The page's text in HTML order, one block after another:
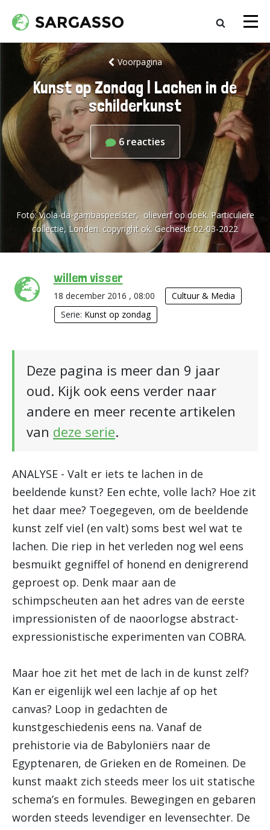
Voorpagina
Kunst op Zondag | Lachen in de
schilderkunst
6 reacties
Foto:Viola-da-gambaspeelster, olieverf op doek. Particuliere
collectie, Londen. copyright ok. Gecheckt 02-03-2022
willem visser
18 december 2016 , 08:00
Cultuur & Media
Serie: Kunst op zondag
Deze pagina is meer dan 9 jaar
oud. Kijk ook eens verder naar
andere en meer recente artikelen
van deze serie.
ANALYSE - Valt er iets te lachen in de
beeldende kunst? Een echte, volle lach? Hoe zit
het daar mee? Toegegeven, om de beeldende
kunst zelf viel (en valt) soms best wel wat te
lachen. Die riep in het verleden nog wel eens
besmuikt gegniffel of honend en denigrerend
geproest op. Denk maar aan de
schimpscheuten aan het adres van de eerste
impressionisten of de naoorlogse abstract-
expressionistische experimenten van COBRA.
Maar hoe zit het met de lach in de kunst zelf?
Kan er eigenlijk wel een lachje af op het
canvas? Loop in gedachten de
kunstgeschiedenis eens na. Vanaf de
prehistorie via de Babyloniërs naar de
Egyptenaren, de Grieken en de Romeinen. De
kunst maakt zich steeds meer los uit statische
schema’s en formules. Bewegingen en gebaren
worden steeds levendiger en levensechter. De